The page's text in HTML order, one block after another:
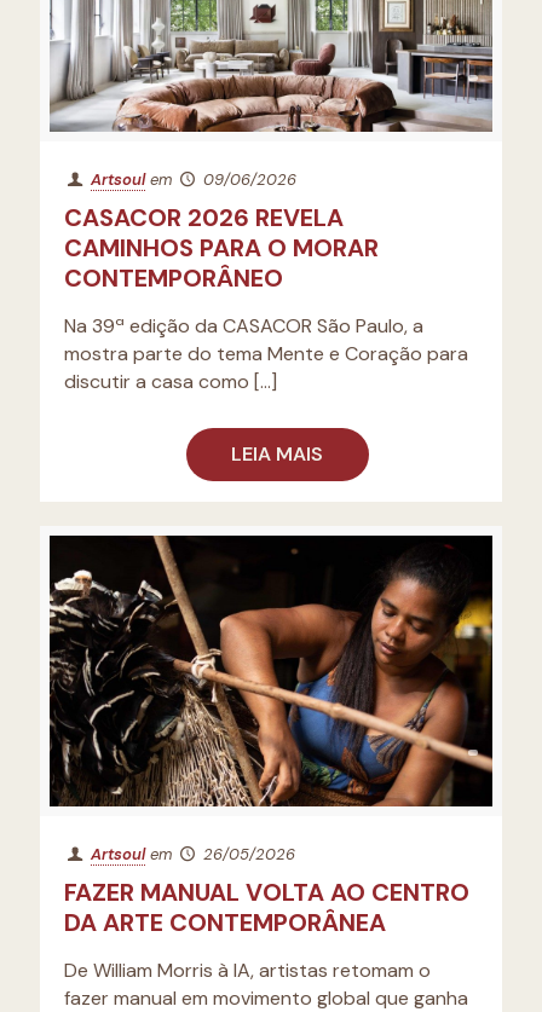
Artsoul em 09/06/2026
CASACOR 2026 REVELA
CAMINHOS PARA O MORAR
CONTEMPORÂNEO
Na 39ª edição da CASACOR São Paulo, a
mostra parte do tema Mente e Coração para
discutir a casa como […]
LEIA MAIS
Artsoul em 26/05/2026
FAZER MANUAL VOLTA AO CENTRO
DA ARTE CONTEMPORÂNEA
De William Morris à IA, artistas retomam o
fazer manual em movimento global que ganha